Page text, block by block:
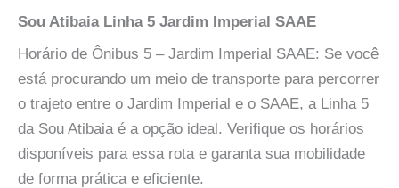
Sou Atibaia Linha 5 Jardim Imperial SAAE
Horário de Ônibus 5 – Jardim Imperial SAAE: Se você
está procurando um meio de transporte para percorrer
o trajeto entre o Jardim Imperial e o SAAE, a Linha 5
da Sou Atibaia é a opção ideal. Verifique os horários
disponíveis para essa rota e garanta sua mobilidade
de forma prática e eficiente.